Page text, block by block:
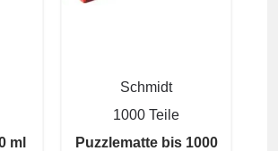
ml
Schmidt
1000 Teile
Puzzlematte bis 1000